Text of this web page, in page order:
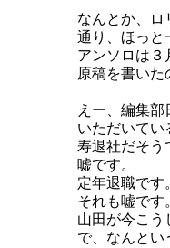
なんとか、ロ
通り、ほっと
アンソロは３
原稿を書いた
えー、編集
いただいてい
寿退社だそう
嘘です。
定年退職です
それも嘘です
山田が今こう
で、なんと